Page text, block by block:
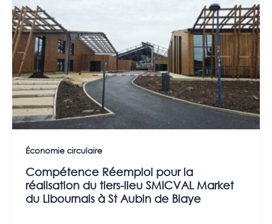
Économie circulaire
Compétence Réemploi pour la
réalisation du tiers-lieu SMICVAL Market
du Libournais à St Aubin de Blaye